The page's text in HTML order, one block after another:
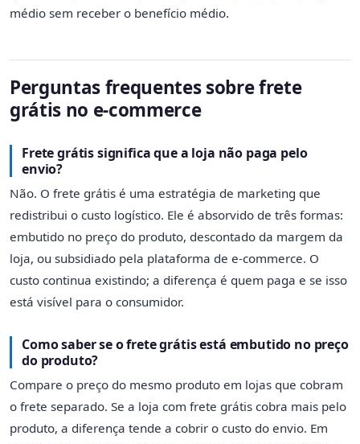
médio sem receber o benefício médio.
Perguntas frequentes sobre frete
grátis no e-commerce
Frete grátis significa que a loja não paga pelo
envio?
Não. O frete grátis é uma estratégia de marketing que
redistribui o custo logístico. Ele é absorvido de três formas:
embutido no preço do produto, descontado da margem da
loja, ou subsidiado pela plataforma de e-commerce. O
custo continua existindo; a diferença é quem paga e se isso
está visível para o consumidor.
Como saber se o frete grátis está embutido no preço
do produto?
Compare o preço do mesmo produto em lojas que cobram
o frete separado. Se a loja com frete grátis cobra mais pelo
produto, a diferença tende a cobrir o custo do envio. Em